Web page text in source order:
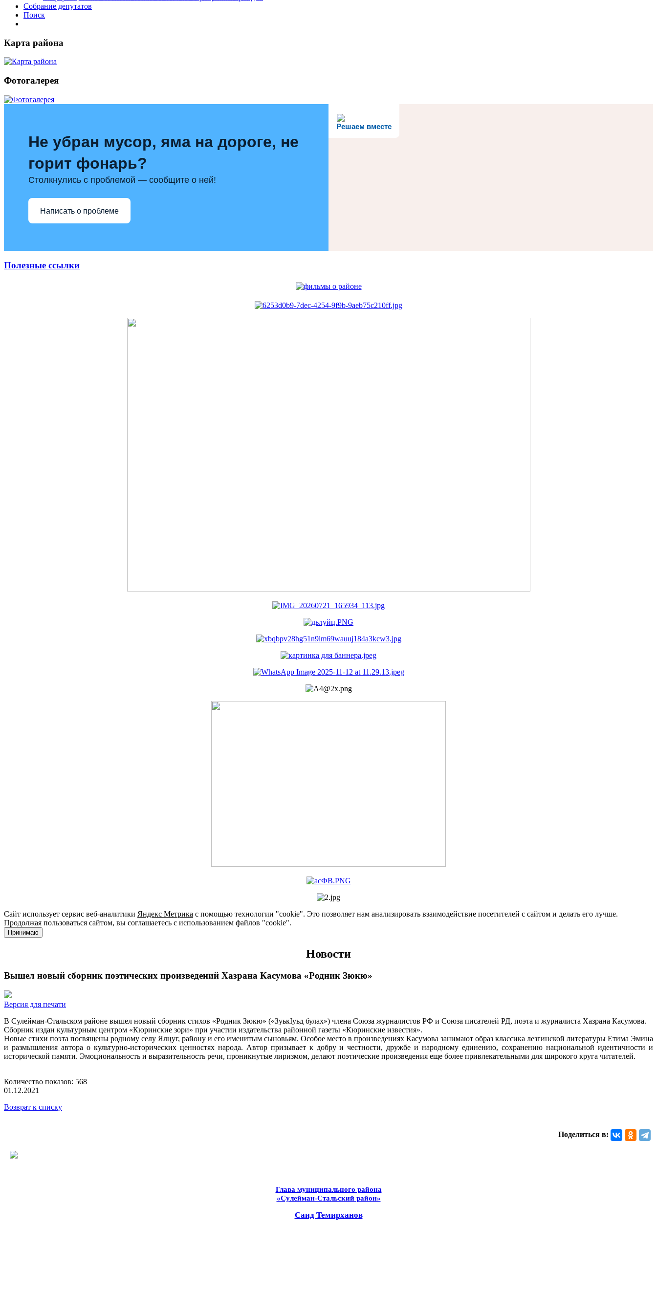
Собрание депутатов
Поиск
Карта района
Фотогалерея
Решаем вместе
Не убран мусор, яма на дороге, не
горит фонарь?
Столкнулись с проблемой — сообщите о ней!
Написать о проблеме
Полезные ссылки
Сайт использует сервис веб-аналитики Яндекс Метрика с помощью технологии "cookie". Это позволяет нам анализировать взаимодействие посетителей с сайтом и делать его лучше.
Продолжая пользоваться сайтом, вы соглашаетесь с использованием файлов "cookie".
Принимаю
Новости
Вышел новый сборник поэтических произведений Хазрана Касумова «Родник Зюкю»
Версия для печати
В Сулейман-Стальском районе вышел новый сборник стихов «Родник Зюкю» («ЗуькIуьд булах») члена Союза журналистов РФ и Союза писателей РД, поэта и журналиста Хазрана Касумова.
Сборник издан культурным центром «Кюринские зори» при участии издательства районной газеты «Кюринские известия».
Новые стихи поэта посвящены родному селу Ялцуг, району и его именитым сыновьям. Особое место в произведениях Касумова занимают образ классика лезгинской литературы Етима Эмина
и размышления автора о культурно-исторических ценностях народа. Автор призывает к добру и честности, дружбе и народному единению, сохранению национальной идентичности и
исторической памяти. Эмоциональность и выразительность речи, проникнутые лиризмом, делают поэтические произведения еще более привлекательными для широкого круга читателей.
Количество показов: 568
01.12.2021
Возврат к списку
Поделиться в:
Глава муниципального района
«Сулейман-Стальский район»
Саид Темирханов